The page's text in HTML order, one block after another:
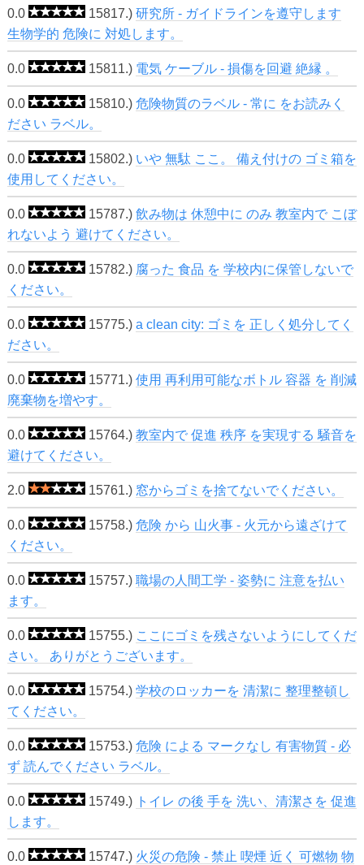
0.0 15817.) 研究所 - ガイドラインを遵守します
生物学的 危険に 対処します。
0.0 15811.) 電気 ケーブル - 損傷を回避 絶縁 。
0.0 15810.) 危険物質のラベル - 常に をお読みく
ださい ラベル。
0.0 15802.) いや 無駄 ここ。 備え付けの ゴミ箱を
使用してください。
0.0 15787.) 飲み物は 休憩中に のみ 教室内で こぼ
れないよう 避けてください。
0.0 15782.) 腐った 食品 を 学校内に保管しないで
ください。
0.0 15775.) a clean city: ゴミを 正しく処分してく
ださい。
0.0 15771.) 使用 再利用可能なボトル 容器 を 削減
廃棄物を増やす。
0.0 15764.) 教室内で 促進 秩序 を実現する 騒音を
避けてください。
2.0 15761.) 窓からゴミを捨てないでください。
0.0 15758.) 危険 から 山火事 - 火元から遠ざけて
ください。
0.0 15757.) 職場の人間工学 - 姿勢に 注意を払い
ます。
0.0 15755.) ここにゴミを残さないようにしてくだ
さい。 ありがとうございます。
0.0 15754.) 学校のロッカーを 清潔に 整理整頓し
てください。
0.0 15753.) 危険 による マークなし 有害物質 - 必
ず 読んでください ラベル。
0.0 15749.)
トイレ の後 手を 洗い、清潔さを 促進
します。
0.0 15747.) 火災の危険 - 禁止 喫煙 近く 可燃物 物